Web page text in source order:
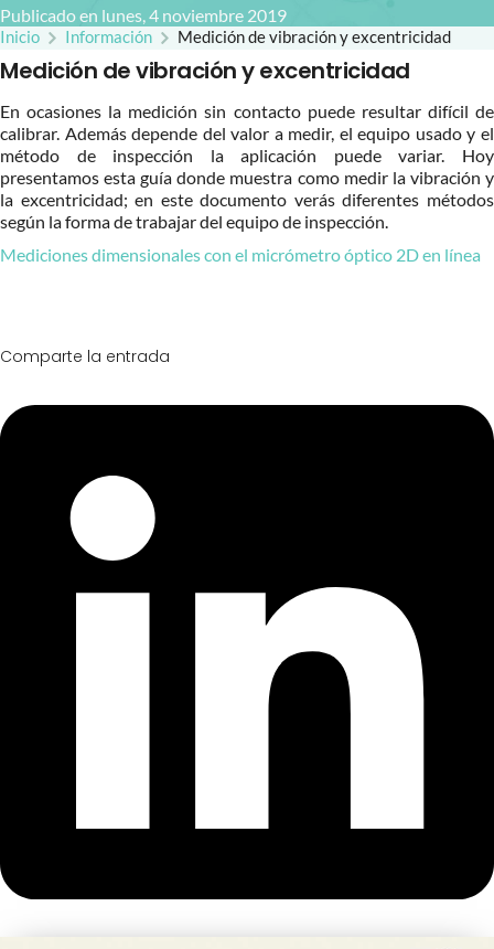
Publicado en lunes, 4 noviembre 2019
Inicio Información Medición de vibración y excentricidad
Medición de vibración y excentricidad
En ocasiones la medición sin contacto puede resultar difícil de
calibrar. Además depende del valor a medir, el equipo usado y el
método de inspección la aplicación puede variar. Hoy
presentamos esta guía donde muestra como medir la vibración y
la excentricidad; en este documento verás diferentes métodos
según la forma de trabajar del equipo de inspección.
Mediciones dimensionales con el micrómetro óptico 2D en línea
Comparte la entrada